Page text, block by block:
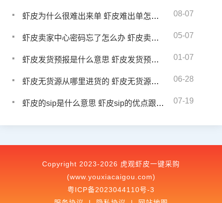
虾皮为什么很难出来单 虾皮难出单怎么办 08-07
虾皮卖家中心密码忘了怎么办 虾皮卖家中心密码忘了怎么改 05-07
虾皮发货预报是什么意思 虾皮发货预报怎么弄 01-07
虾皮无货源从哪里进货的 虾皮无货源店铺怎么经营 06-28
虾皮的sip是什么意思 虾皮sip的优点跟缺点 07-19
Copyright 2023-2026 虎观虾皮一键采购
(www.youxiacaigou.com)
粤ICP备2023044110号-3